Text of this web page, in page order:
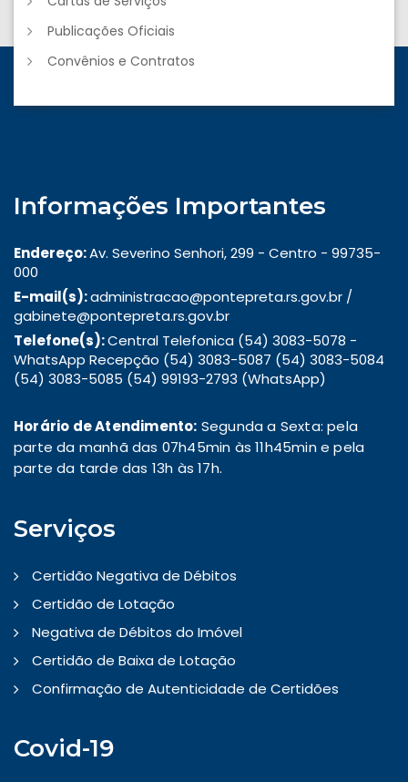
Publicações Oficiais
Convênios e Contratos
Informações Importantes
Endereço:Av. Severino Senhori, 299 - Centro - 99735-
000
E-mail(s):administracao@pontepreta.rs.gov.br /
gabinete@pontepreta.rs.gov.br
Telefone(s):Central Telefonica (54) 3083-5078 -
WhatsApp Recepção (54) 3083-5087 (54) 3083-5084
(54) 3083-5085 (54) 99193-2793 (WhatsApp)
Horário de Atendimento: Segunda a Sexta: pela
parte da manhã das 07h45min às 11h45min e pela
parte da tarde das 13h às 17h.
Serviços
Certidão Negativa de Débitos
Certidão de Lotação
Negativa de Débitos do Imóvel
Certidão de Baixa de Lotação
Confirmação de Autenticidade de Certidões
Covid-19